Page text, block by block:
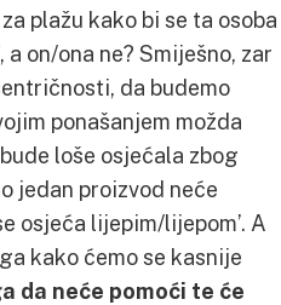
plažu kako bi se ta osoba
on/ona ne? Smiješno, zar
da budemo
ponašanjem možda
loše osjećala zbog
jedan proizvod neće
osjeća lijepim/lijepom’. A
kako ćemo se kasnije
da neće pomoći te će